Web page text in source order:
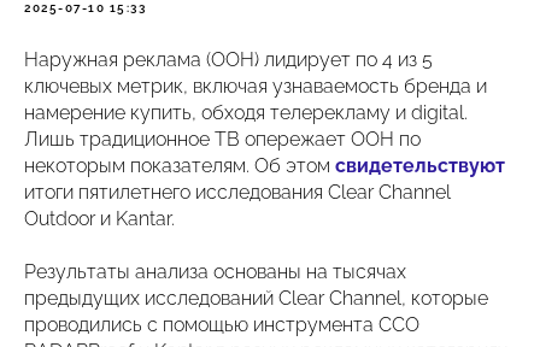
2025-07-10 15:33
Наружная реклама (OOH) лидирует по 4 из 5
ключевых метрик, включая узнаваемость бренда и
намерение купить, обходя телерекламу и digital.
Лишь традиционное ТВ опережает OOH по
некоторым показателям. Об этом свидетельствуют
итоги пятилетнего исследования Clear Channel
Outdoor и Kantar.
Результаты анализа основаны на тысячах
предыдущих исследований Clear Channel, которые
проводились с помощью инструмента CCO